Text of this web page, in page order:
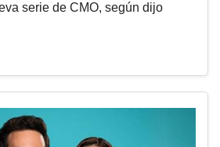
serie de CMO, según dijo